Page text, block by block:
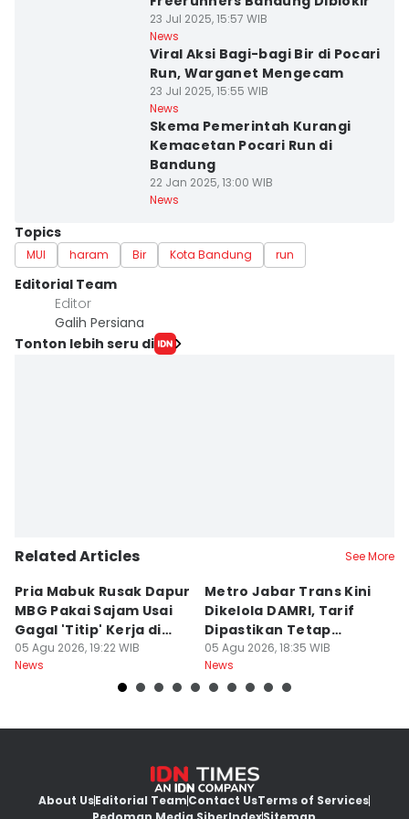
23 Jul 2025, 15:57 WIB
News
Viral Aksi Bagi-bagi Bir di Pocari
Run, Warganet Mengecam
23 Jul 2025, 15:55 WIB
News
Skema Pemerintah Kurangi
Kemacetan Pocari Run di
Bandung
22 Jan 2025, 13:00 WIB
News
Topics
MUI haram Bir Kota Bandung run
Editorial Team
Editor
Galih Persiana
Tonton lebih seru di
Related Articles See More
Pria Mabuk Rusak Dapur
MBG Pakai Sajam Usai
Gagal 'Titip' Kerja di
Sukabumi
05 Agu 2026, 19:22 WIB
News
Metro Jabar Trans Kini
Dikelola DAMRI, Tarif
Dipastikan Tetap
Rp4.900
05 Agu 2026, 18:35 WIB
News
About UsEditorial TeamContact UsTerms of Services